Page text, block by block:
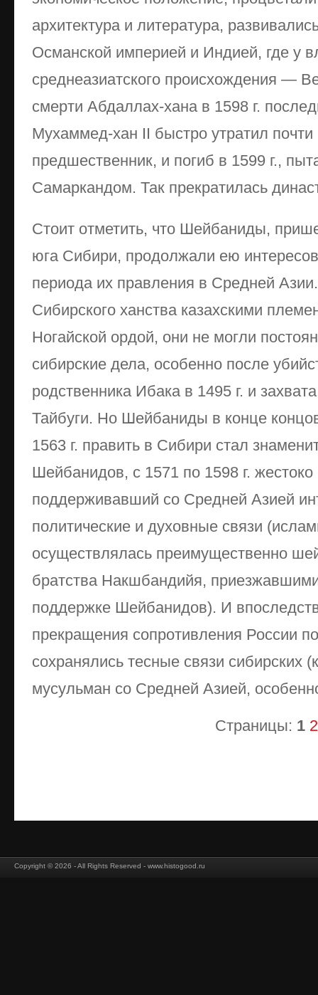
архитектура и литература,
Османской империей и Индией, где у
среднеазиатского происхождения —
смерти Абдаллах-хана в 1598 г.
Мухаммед-хан II быстро утратил почти
предшественник, и погиб в 1599 г.,
Самаркандом. Так прекратилась
Стоит отметить, что Шейбаниды,
юга Сибири, продолжали ею
периода их правления в Средней
Сибирского ханства казахскими
Ногайской ордой, они не могли
сибирские дела, особенно после
родственника Ибака в 1495 г. и
Тайбуги. Но Шейбаниды в конце
1563 г. править в Сибири стал
Шейбанидов, с 1571 по 1598 г.
поддерживавший со Средней Азией
политические и духовные связи
осуществлялась преимущественно
братства Накшбандийя,
поддержке Шейбанидов). И
прекращения сопротивления России
сохранялись тесные связи сибирских
мусульман со Средней Азией,
Страницы: 1 2
Copyright © 2026 - All Rights Reserved - www.histogood.ru